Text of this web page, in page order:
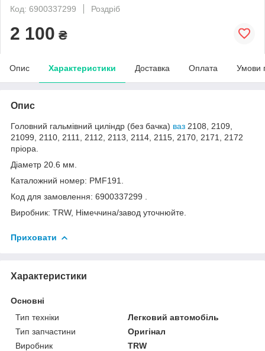
Код: 6900337299
Роздріб
2 100 ₴
Опис Характеристики Доставка Оплата Умови
Опис
Головний гальмівний циліндр (без бачка) ваз 2108, 2109,
21099, 2110, 2111, 2112, 2113, 2114, 2115, 2170, 2171, 2172
пріора.
Діаметр 20.6 мм.
Каталожний номер: PMF191.
Код для замовлення: 6900337299 .
Виробник: TRW, Німеччина/завод уточнюйте.
Приховати
Характеристики
Основні
Тип техніки
Легковий автомобіль
Тип запчастини
Оригінал
Виробник
TRW